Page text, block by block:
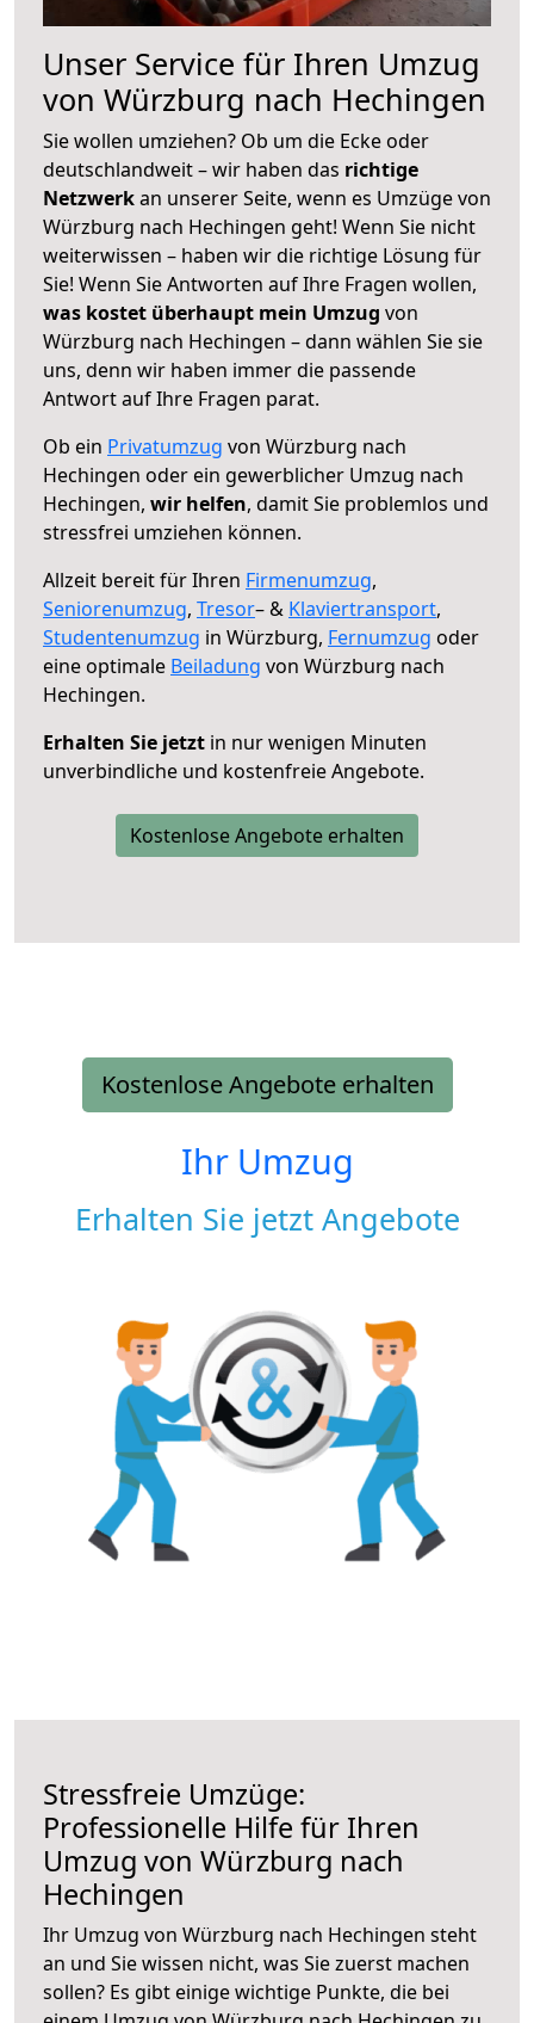
Unser Service für Ihren Umzug
von Würzburg nach Hechingen
Sie wollen umziehen? Ob um die Ecke oder
deutschlandweit – wir haben das richtige
Netzwerkan unserer Seite, wenn es Umzüge von
Würzburg nach Hechingen geht! Wenn Sie nicht
weiterwissen – haben wir die richtige Lösung für
Sie! Wenn Sie Antworten auf Ihre Fragen wollen,
was kostet überhaupt mein Umzug von
Würzburg nach Hechingen – dann wählen Sie sie
uns, denn wir haben immer die passende
Antwort auf Ihre Fragen parat.
Ob ein Privatumzug von Würzburg nach
Hechingen oder ein gewerblicher Umzug nach
Hechingen, wir helfen, damit Sie problemlos und
stressfrei umziehen können.
Allzeit bereit für Ihren Firmenumzug,
Seniorenumzug, Tresor– & Klaviertransport,
Studentenumzug in Würzburg, Fernumzug oder
eine optimale Beiladung von Würzburg nach
Hechingen.
Erhalten Sie jetzt in nur wenigen Minuten
unverbindliche und kostenfreie Angebote.
Kostenlose Angebote erhalten
Kostenlose Angebote erhalten
Ihr Umzug
Erhalten Sie jetzt Angebote
Stressfreie Umzüge:
Professionelle Hilfe für Ihren
Umzug von Würzburg nach
Hechingen
Ihr Umzug von Würzburg nach Hechingen steht
an und Sie wissen nicht, was Sie zuerst machen
sollen? Es gibt einige wichtige Punkte, die bei